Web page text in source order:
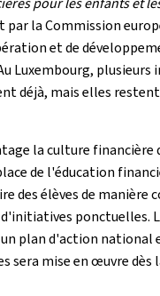
la Commission
et de
Luxembourg, plusieurs
déjà, mais elles
la culture financière
de l'éducation
des élèves de manière
ponctuelles.
plan d'action national
sera mise en œuvre dès